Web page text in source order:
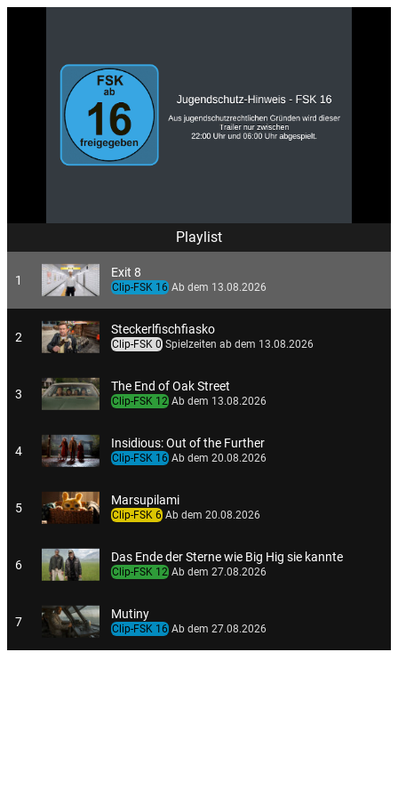
Playlist
1
Exit 8
Clip-FSK 16Ab dem 13.08.2026
2
Steckerlfischfiasko
Clip-FSK 0Spielzeiten ab dem 13.08.2026
3
The End of Oak Street
Clip-FSK 12Ab dem 13.08.2026
4
Insidious: Out of the Further
Clip-FSK 16Ab dem 20.08.2026
5
Marsupilami
Clip-FSK 6Ab dem 20.08.2026
6
Das Ende der Sterne wie Big Hig sie kannte
Clip-FSK 12Ab dem 27.08.2026
7
Mutiny
Clip-FSK 16Ab dem 27.08.2026